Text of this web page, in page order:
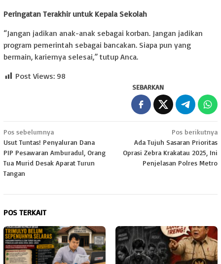
Peringatan Terakhir untuk Kepala Sekolah
“Jangan jadikan anak-anak sebagai korban. Jangan jadikan
program pemerintah sebagai bancakan. Siapa pun yang
bermain, kariernya selesai,” tutup Anca.
Post Views: 98
SEBARKAN
Navigasi
pos
Pos sebelumnya
Usut Tuntas! Penyaluran Dana
PIP Pesawaran Amburadul, Orang
Tua Murid Desak Aparat Turun
Tangan
Pos berikutnya
Ada Tujuh Sasaran Prioritas
Oprasi Zebra Krakatau 2025, Ini
Penjelasan Polres Metro
POS TERKAIT